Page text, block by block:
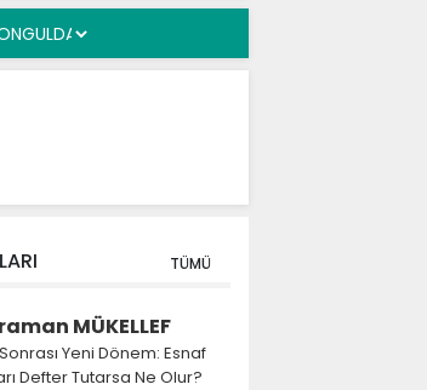
TÜMÜ
MÜKELLEF
Yeni Dönem: Esnaf
Defter Tutarsa Ne Olur?